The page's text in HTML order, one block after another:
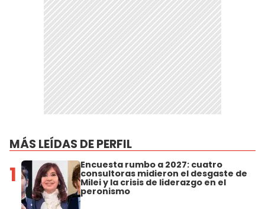
MÁS LEÍDAS DE PERFIL
1 Encuesta rumbo a 2027: cuatro
consultoras midieron el desgaste de
Milei y la crisis de liderazgo en el
peronismo